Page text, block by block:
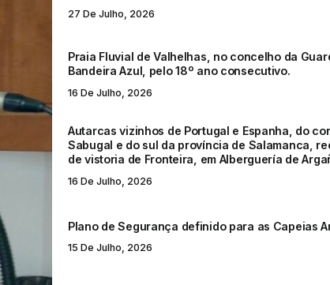
27 De Julho, 2026
Praia Fluvial de Valhelhas, no concelho da
Bandeira Azul, pelo 18º ano consecutivo.
16 De Julho, 2026
Autarcas vizinhos de Portugal e Espanha, do
Sabugal e do sul da província de Salamanca,
de vistoria de Fronteira, em Alberguería de
16 De Julho, 2026
Plano de Segurança definido para as Capeias
15 De Julho, 2026